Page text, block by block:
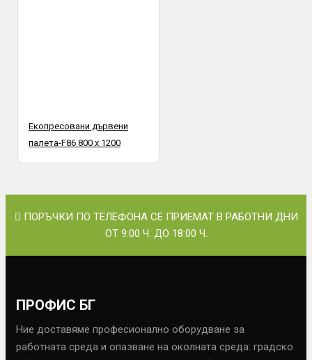
Екопресовани дървени
палета-F86 800 х 1200
ПОРЪЧКИ ПО ТЕЛЕФОНА СЕ ПРИЕМАТ В РАБОТНИ ДНИ
ОТ 9:00 Ч. ДО 18:00 Ч.
ПРОФИС БГ
Ние доставяме професионално оборудване за
работната среда и опазване на околната среда: градско